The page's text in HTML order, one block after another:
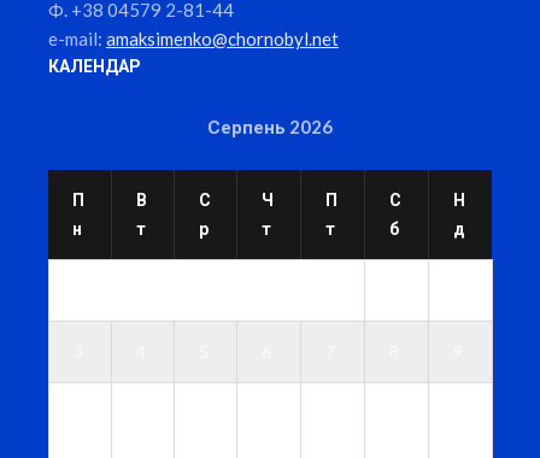
Ф. +38 04579 2-81-44
e-mail: amaksimenko@chornobyl.net
КАЛЕНДАР
Серпень 2026
П
н
В
т
С
р
Ч
т
П
т
С
б
Н
д